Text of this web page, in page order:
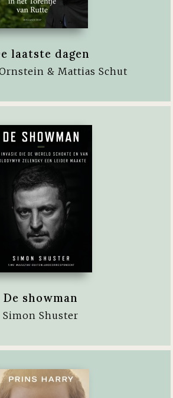
laatste dagen
& Mattias Schut
De showman
Simon Shuster